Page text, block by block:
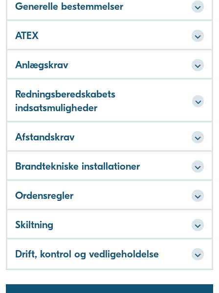
Generelle bestemmelser
ATEX
Anlægskrav
Redningsberedskabets
indsatsmuligheder
Afstandskrav
Brandtekniske installationer
Ordensregler
Skiltning
Drift, kontrol og vedligeholdelse